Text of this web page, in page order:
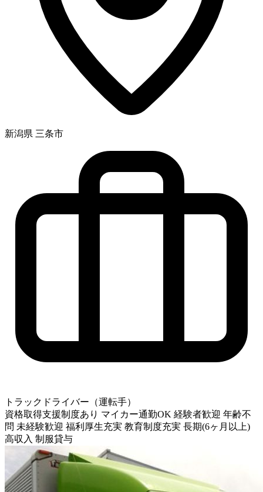
新潟県 三条市
トラックドライバー（運転手）
資格取得支援制度あり マイカー通勤OK 経験者歓迎 年齢不
問 未経験歓迎 福利厚生充実 教育制度充実 長期(6ヶ月以上)
高収入 制服貸与